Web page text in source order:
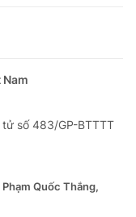
số 483/GP-BTTTT
Quốc Thắng,